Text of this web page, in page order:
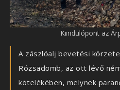
Kiindulópont az
A zászlóalj bevetési
Rózsadomb, az ott lévő
kötelékében, melynek